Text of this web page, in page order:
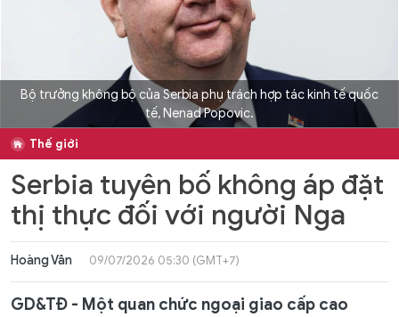
Bộ trưởng không bộ của Serbia phụ trách hợp tác kinh tế quốc
tế, Nenad Popovic.
Thế giới
Serbia tuyên bố không áp đặt
thị thực đối với người Nga
Hoàng Vân 09/07/2026 05:30 (GMT+7)
GD&TĐ - Một quan chức ngoại giao cấp cao